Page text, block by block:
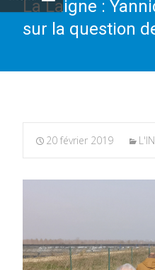
La Laigne :
sur la question
20 février 2019